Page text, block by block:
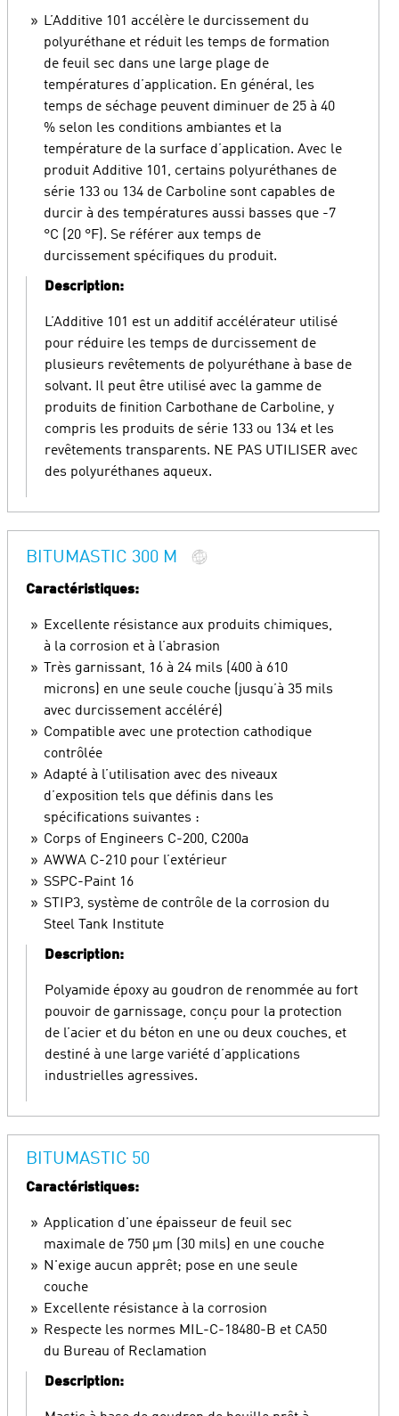
L’Additive 101 accélère le durcissement du
polyuréthane et réduit les temps de formation
de feuil sec dans une large plage de
températures d’application. En général, les
temps de séchage peuvent diminuer de 25 à 40
% selon les conditions ambiantes et la
température de la surface d’application. Avec le
produit Additive 101, certains polyuréthanes de
série 133 ou 134 de Carboline sont capables de
durcir à des températures aussi basses que -7
°C (20 °F). Se référer aux temps de
durcissement spécifiques du produit.
Description:
L’Additive 101 est un additif accélérateur utilisé
pour réduire les temps de durcissement de
plusieurs revêtements de polyuréthane à base de
solvant. Il peut être utilisé avec la gamme de
produits de finition Carbothane de Carboline, y
compris les produits de série 133 ou 134 et les
revêtements transparents. NE PAS UTILISER avec
des polyuréthanes aqueux.
BITUMASTIC 300 M
Caractéristiques:
Excellente résistance aux produits chimiques,
à la corrosion et à l’abrasion
Très garnissant, 16 à 24 mils (400 à 610
microns) en une seule couche (jusqu’à 35 mils
avec durcissement accéléré)
Compatible avec une protection cathodique
contrôlée
Adapté à l’utilisation avec des niveaux
d’exposition tels que définis dans les
spécifications suivantes :
Corps of Engineers C-200, C200a
AWWA C-210 pour l’extérieur
SSPC-Paint 16
STIP3, système de contrôle de la corrosion du
Steel Tank Institute
Description:
Polyamide époxy au goudron de renommée au fort
pouvoir de garnissage, conçu pour la protection
de l’acier et du béton en une ou deux couches, et
destiné à une large variété d’applications
industrielles agressives.
BITUMASTIC 50
Caractéristiques:
Application d'une épaisseur de feuil sec
maximale de 750 µm (30 mils) en une couche
N'exige aucun apprêt; pose en une seule
couche
Excellente résistance à la corrosion
Respecte les normes MIL-C-18480-B et CA50
du Bureau of Reclamation
Description: